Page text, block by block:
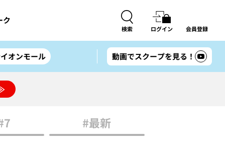
ク
検索 ログイン 会員登録
オンモール 動画でスクープを見る！
#最新